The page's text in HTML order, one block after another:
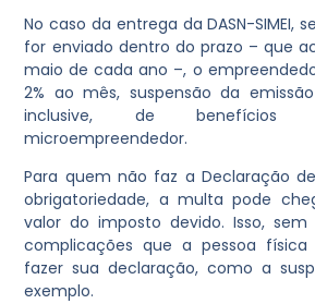
No caso da entrega da DASN-SIMEI,
for enviado dentro do prazo – que
maio de cada ano –, o
2% ao mês, suspensão da
inclusive, de benefícios
microempreendedor.
Para quem não faz a Declaração de
obrigatoriedade, a multa pode
valor do imposto devido. Isso,
complicações que a pessoa
fazer sua declaração, como a
exemplo.